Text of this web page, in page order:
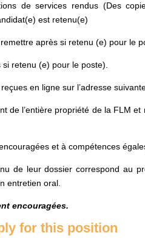
de services rendus (Des
est retenu(e)
après si retenu (e) pour le
retenu (e) pour le poste).
en ligne sur l’adresse
l’entière propriété de la FLM et
et à compétences
leur dossier correspond au
entretien oral.
encouragées.
for this position